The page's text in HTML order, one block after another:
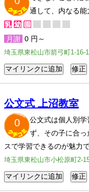
通して、内なる能
月謝 0 円～
埼玉県東松山市箭弓町1-16-
公文式 上沼教室
0
公文式は個人別
ず、その子に合
スで学習できるのが魅力で
埼玉県東松山市小松原町2-